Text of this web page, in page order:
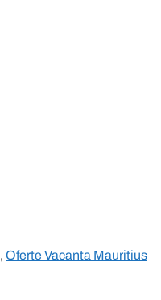
, Oferte Vacanta Mauritius